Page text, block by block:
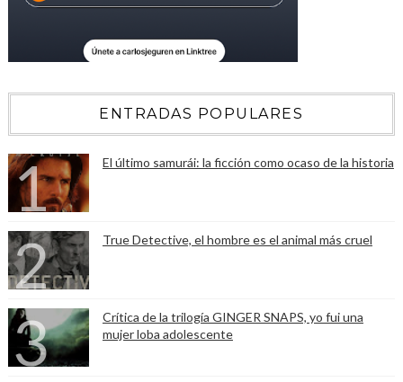
ENTRADAS POPULARES
El último samurái: la ficción como ocaso de la historia
True Detective, el hombre es el animal más cruel
Crítica de la trilogía GINGER SNAPS, yo fui una
mujer loba adolescente